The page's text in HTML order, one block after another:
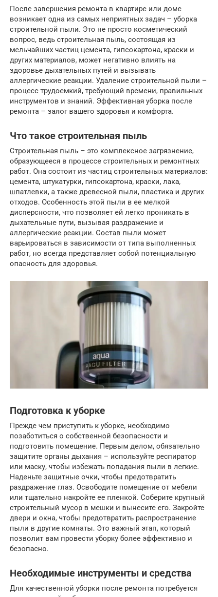
После завершения ремонта в квартире или доме
возникает одна из самых неприятных задач – уборка
строительной пыли. Это не просто косметический
вопрос, ведь строительная пыль, состоящая из
мельчайших частиц цемента, гипсокартона, краски и
других материалов, может негативно влиять на
здоровье дыхательных путей и вызывать
аллергические реакции. Удаление строительной пыли –
процесс трудоемкий, требующий времени, правильных
инструментов и знаний. Эффективная уборка после
ремонта – залог вашего здоровья и комфорта.
Что такое строительная пыль
Строительная пыль – это комплексное загрязнение,
образующееся в процессе строительных и ремонтных
работ. Она состоит из частиц строительных материалов:
цемента, штукатурки, гипсокартона, краски, лака,
шпатлевки, а также древесной пыли, пластика и других
отходов. Особенность этой пыли в ее мелкой
дисперсности, что позволяет ей легко проникать в
дыхательные пути, вызывая раздражение и
аллергические реакции. Состав пыли может
варьироваться в зависимости от типа выполненных
работ, но всегда представляет собой потенциальную
опасность для здоровья.
Подготовка к уборке
Прежде чем приступить к уборке, необходимо
позаботиться о собственной безопасности и
подготовить помещение. Первым делом, обязательно
защитите органы дыхания – используйте респиратор
или маску, чтобы избежать попадания пыли в легкие.
Наденьте защитные очки, чтобы предотвратить
раздражение глаз. Освободите помещение от мебели
или тщательно накройте ее пленкой. Соберите крупный
строительный мусор в мешки и вынесите его. Закройте
двери и окна, чтобы предотвратить распространение
пыли в другие комнаты. Это важный этап, который
позволит вам провести уборку более эффективно и
безопасно.
Необходимые инструменты и средства
Для качественной уборки после ремонта потребуется